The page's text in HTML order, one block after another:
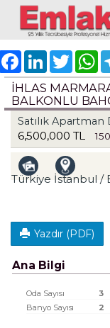
FacebookLinkedInTwitter
İHLAS
BALKONLU
Satılık
6,500,000 TL
Türkiye İstanbul /
Yazdır (PDF)
Ana Bilgi
Oda Sayısı 3
Banyo Sayısı
2